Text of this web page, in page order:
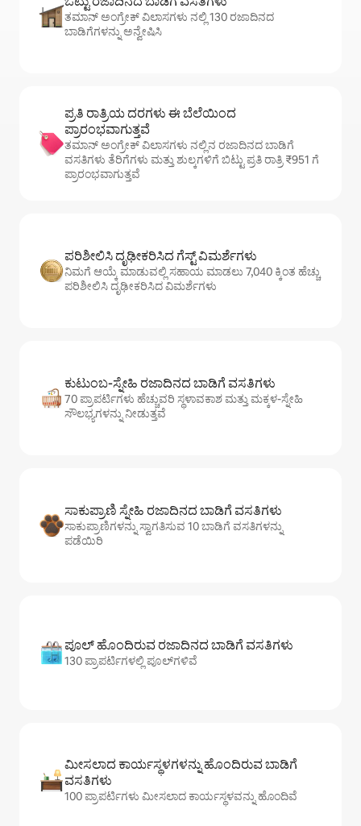
ತಮಾನ್ ಅಂಗ್ರೇಕ್ ವಿಲಾಸಗಳು ನಲ್ಲಿ 130 ರಜಾದಿನದ
ಬಾಡಿಗೆಗಳನ್ನು ಅನ್ವೇಷಿಸಿ
ಪ್ರತಿ ರಾತ್ರಿಯ ದರಗಳು ಈ ಬೆಲೆಯಿಂದ
ಪ್ರಾರಂಭವಾಗುತ್ತವೆ
ತಮಾನ್ ಅಂಗ್ರೇಕ್ ವಿಲಾಸಗಳು ನಲ್ಲಿನ ರಜಾದಿನದ ಬಾಡಿಗೆ
ವಸತಿಗಳು ತೆರಿಗೆಗಳು ಮತ್ತು ಶುಲ್ಕಗಳಿಗೆ ಬಿಟ್ಟು ಪ್ರತಿ ರಾತ್ರಿ ₹951 ಗೆ
ಪ್ರಾರಂಭವಾಗುತ್ತವೆ
ಪರಿಶೀಲಿಸಿ ದೃಢೀಕರಿಸಿದ ಗೆಸ್ಟ್ ವಿಮರ್ಶೆಗಳು
ನಿಮಗೆ ಆಯ್ಕೆ ಮಾಡುವಲ್ಲಿ ಸಹಾಯ ಮಾಡಲು 7,040 ಕ್ಕಿಂತ ಹೆಚ್ಚು
ಪರಿಶೀಲಿಸಿ ದೃಢೀಕರಿಸಿದ ವಿಮರ್ಶೆಗಳು
ಕುಟುಂಬ-ಸ್ನೇಹಿ ರಜಾದಿನದ ಬಾಡಿಗೆ ವಸತಿಗಳು
70 ಪ್ರಾಪರ್ಟಿಗಳು ಹೆಚ್ಚುವರಿ ಸ್ಥಳಾವಕಾಶ ಮತ್ತು ಮಕ್ಕಳ-ಸ್ನೇಹಿ
ಸೌಲಭ್ಯಗಳನ್ನು ನೀಡುತ್ತವೆ
ಸಾಕುಪ್ರಾಣಿ ಸ್ನೇಹಿ ರಜಾದಿನದ ಬಾಡಿಗೆ ವಸತಿಗಳು
ಸಾಕುಪ್ರಾಣಿಗಳನ್ನು ಸ್ವಾಗತಿಸುವ 10 ಬಾಡಿಗೆ ವಸತಿಗಳನ್ನು
ಪಡೆಯಿರಿ
ಪೂಲ್ ಹೊಂದಿರುವ ರಜಾದಿನದ ಬಾಡಿಗೆ ವಸತಿಗಳು
130 ಪ್ರಾಪರ್ಟಿಗಳಲ್ಲಿ ಪೂಲ್‌‌‌‌‌‌‌‌‌ಗಳಿವೆ
ಮೀಸಲಾದ ಕಾರ್ಯಸ್ಥಳಗಳನ್ನು ಹೊಂದಿರುವ ಬಾಡಿಗೆ
ವಸತಿಗಳು
100 ಪ್ರಾಪರ್ಟಿಗಳು ಮೀಸಲಾದ ಕಾರ್ಯಸ್ಥಳವನ್ನು ಹೊಂದಿವೆ